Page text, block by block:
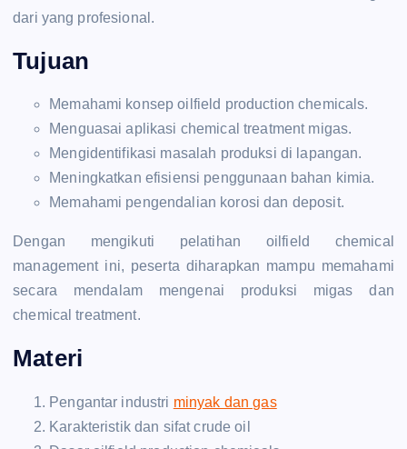
dari yang profesional.
Tujuan
Memahami konsep oilfield production chemicals.
Menguasai aplikasi chemical treatment migas.
Mengidentifikasi masalah produksi di lapangan.
Meningkatkan efisiensi penggunaan bahan kimia.
Memahami pengendalian korosi dan deposit.
Dengan mengikuti pelatihan oilfield chemical
management ini, peserta diharapkan mampu memahami
secara mendalam mengenai produksi migas dan
chemical treatment.
Materi
Pengantar industri minyak dan gas
Karakteristik dan sifat crude oil